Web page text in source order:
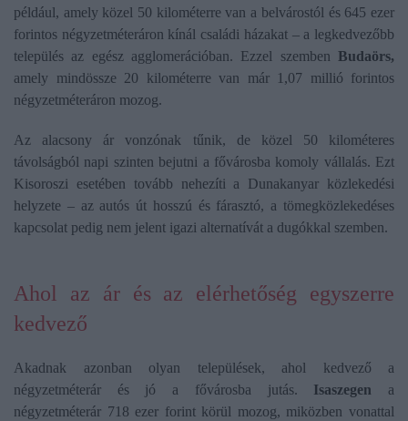
például, amely közel 50 kilométerre van a belvárostól és 645 ezer
forintos négyzetméteráron kínál családi házakat – a legkedvezőbb
település az egész agglomerációban. Ezzel szemben Budaörs,
amely mindössze 20 kilométerre van már 1,07 millió forintos
négyzetméteráron mozog.
Az alacsony ár vonzónak tűnik, de közel 50 kilométeres
távolságból napi szinten bejutni a fővárosba komoly vállalás. Ezt
Kisoroszi esetében tovább nehezíti a Dunakanyar közlekedési
helyzete – az autós út hosszú és fárasztó, a tömegközlekedéses
kapcsolat pedig nem jelent igazi alternatívát a dugókkal szemben.
Ahol az ár és az elérhetőség egyszerre
kedvező
Akadnak azonban olyan települések, ahol kedvező a
négyzetméterár és jó a fővárosba jutás. Isaszegen a
négyzetméterár 718 ezer forint körül mozog, miközben vonattal